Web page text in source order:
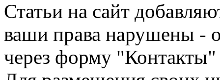
Статьи на сайт
ваши права нарушены -
через форму "Контакты"